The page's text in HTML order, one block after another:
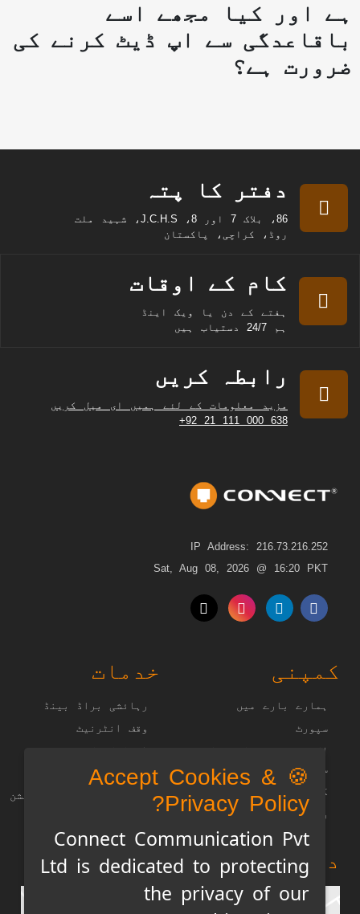
ہے اور کیا مجھے اسے
باقاعدگی سے اپ ڈیٹ کرنے کی
ضرورت ہے؟
دفتر کا پتہ
86، بلاک 7 اور 8، J.C.H.S، شہید ملت
روڈ، کراچی، پاکستان
کام کے اوقات
ہفتے کے دن یا ویک اینڈ
ہم 24/7 دستیاب ہیں
رابطہ کریں
مزید معلومات کے لئے ہمیں ای میل کریں
+92 21 111 000 638
IP Address: 216.73.216.252
Sat, Aug 08, 2026 @ 16:20 PKT
کمپنی
ہمارے بارے میں
سپورٹ
اکثر پوچھے جانے والے
سوالات
کیریئر
رازداری کی پالیسی
خدمات
رہائشی براڈ بینڈ
وقف انٹرنیٹ
کاروباری حل
دفتر کا نقشہ
🍪 Accept Cookies &
Privacy Policy?
Connect Communication Pvt
Ltd is dedicated to protecting
the privacy of our